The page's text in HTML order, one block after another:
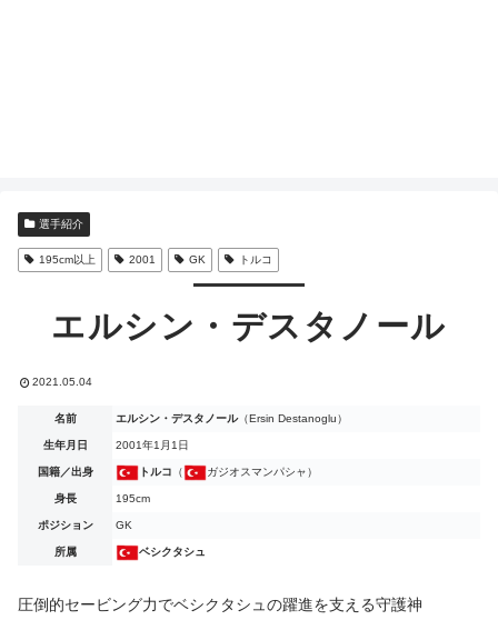
選手紹介
195cm以上 2001 GK トルコ
エルシン・デスタノール
2021.05.04
名前 エルシン・デスタノール（Ersin Destanoglu）
生年月日 2001年1月1日
国籍／出身 トルコ （ ガジオスマンパシャ）
身長 195cm
ポジション GK
所属 ベシクタシュ
圧倒的セービング力でベシクタシュの躍進を支える守護神